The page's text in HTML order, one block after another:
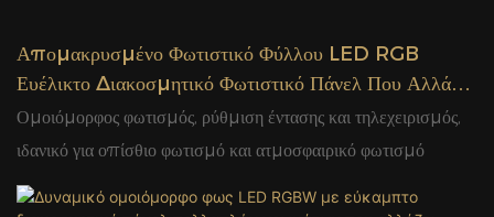
Απομακρυσμένο Φωτιστικό Φύλλου LED RGB
Ευέλικτο Διακοσμητικό Φωτιστικό Πάνελ Που Αλλάζει
Χρώμα Προμηθευτής Κίνας Glamour
Ομοιόμορφος φωτισμός, ρύθμιση έντασης και τηλεχειρισμός,
ιδανικό για οπίσθιο φωτισμό και ατμοσφαιρικό φωτισμό